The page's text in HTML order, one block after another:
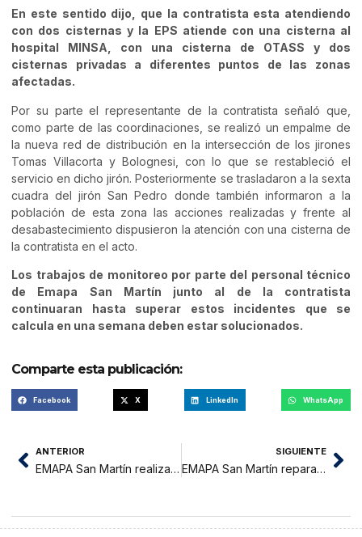
En este sentido dijo, que la contratista esta atendiendo
con dos cisternas y la EPS atiende con una cisterna al
hospital MINSA, con una cisterna de OTASS y dos
cisternas privadas a diferentes puntos de las zonas
afectadas.
Por su parte el representante de la contratista señaló que,
como parte de las coordinaciones, se realizó un empalme de
la nueva red de distribución en la intersección de los jirones
Tomas Villacorta y Bolognesi, con lo que se restableció el
servicio en dicho jirón. Posteriormente se trasladaron a la sexta
cuadra del jirón San Pedro donde también informaron a la
población de esta zona las acciones realizadas y frente al
desabastecimiento dispusieron la atención con una cisterna de
la contratista en el acto.
Los trabajos de monitoreo por parte del personal técnico
de Emapa San Martín junto al de la contratista
continuaran hasta superar estos incidentes que se
calcula en una semana deben estar solucionados.
Comparte esta publicación:
Facebook X LinkedIn WhatsApp
ANTERIOR
EMAPA San Martín realiza resane de calles intervenidas
SIGUIENTE
EMAPA San Martín repara fuga de agua en jirón Maynas